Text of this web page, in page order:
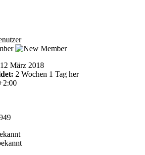
12 März 2018
2 Wochen 1 Tag her